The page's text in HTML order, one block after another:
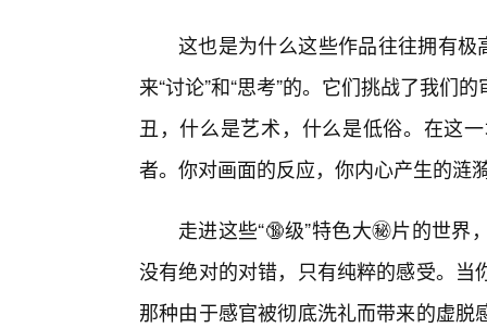
这也是为什么这些作品往往拥有极
来“讨论”和“思考”的。它们挑战了我们
丑，什么是艺术，什么是低俗。在这
者。你对画面的反应，你内心产生的涟
走进这些“🔞级”特色大㊙️片的世
没有绝对的对错，只有纯粹的感受。
那种由于感官被彻底洗礼而带来的虚